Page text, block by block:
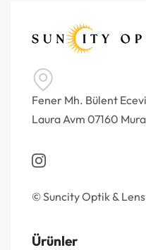
Fener Mh. Bülent
Laura Avm 07160
© Suncity Optik &
Ürünler